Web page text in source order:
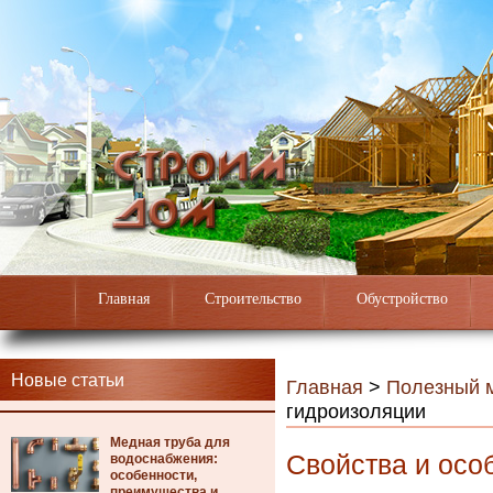
Главная Строительство Обустройство
Новые статьи
Медная труба для
водоснабжения:
особенности,
Главная > Полезный
гидроизоляции
Свойства и